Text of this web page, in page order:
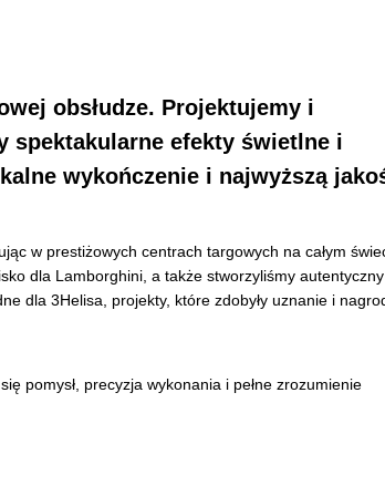
obsłudze. Projektujemy i
spektakularne efekty świetlne i
wykończenie i najwyższą
w prestiżowych centrach targowych na całym
dla Lamborghini, a także stworzyliśmy autentyczny
dla 3Helisa, projekty, które zdobyły uznanie i
pomysł, precyzja wykonania i pełne zrozumienie